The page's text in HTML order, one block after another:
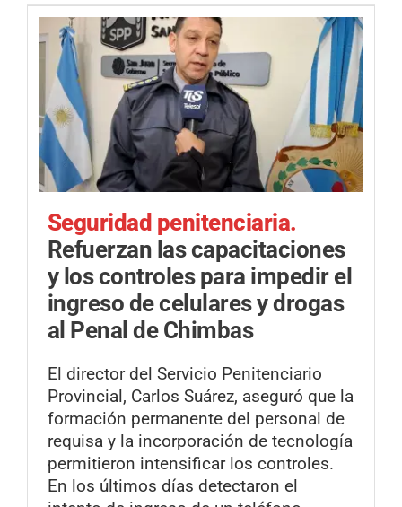
Seguridad penitenciaria.
Refuerzan las capacitaciones
y los controles para impedir el
ingreso de celulares y drogas
al Penal de Chimbas
El director del Servicio Penitenciario
Provincial, Carlos Suárez, aseguró que la
formación permanente del personal de
requisa y la incorporación de tecnología
permitieron intensificar los controles.
En los últimos días detectaron el